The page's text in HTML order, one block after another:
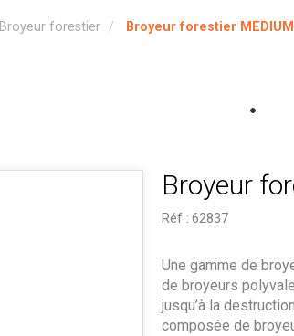
Broyeur forestier Broyeur forestier MEDIUM
Broyeur
Réf : 62837
Une gamme de
de broyeurs
jusqu’à la
composée de